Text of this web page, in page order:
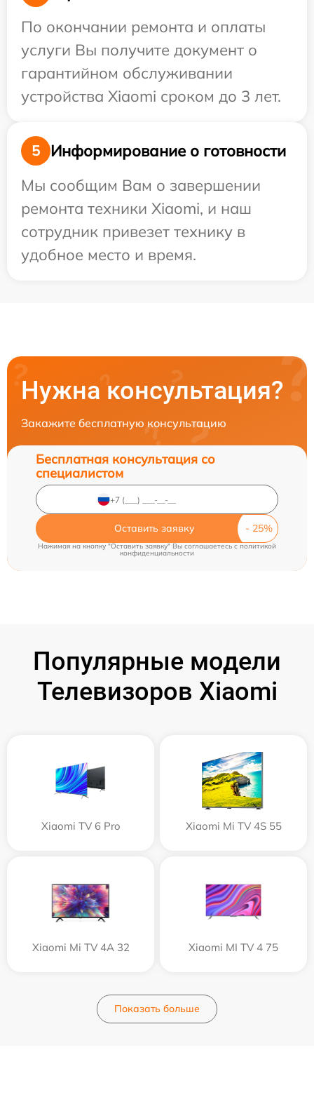
По окончании ремонта и оплаты
услуги Вы получите документ о
гарантийном обслуживании
устройства Xiaomi сроком до 3 лет.
5
Информирование о готовности
Мы сообщим Вам о завершении
ремонта техники Xiaomi, и наш
сотрудник привезет технику в
удобное место и время.
Нужна консультация?
Закажите бесплатную консультацию
Бесплатная консультация со
специалистом
Оставить заявку
Нажимая на кнопку "Оставить заявку" Вы соглашаетесь cполитикой
конфиденциальности
Популярные модели
Телевизоров Xiaomi
Xiaomi TV 6 Pro Xiaomi Mi TV 4S 55
Xiaomi Mi TV 4A 32 Xiaomi MI TV 4 75
Показать больше